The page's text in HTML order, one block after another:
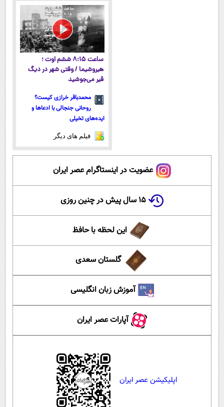
پرداخت قسطی
ساعت ۸:۱۵ ششم اوت ؛
هیروشیما / وقتی شهر در دیگ
قیر می‌جوشید
محمدباقر خرازی کیست؟
روحانی جنجالی با ادعاها و
ایده‌های تخیلی
فیلم های دیگر
عضویت در اینستاگرام عصر ایران
۱۵ سال پیش در چنین روزی
این لحظه با حافظ
گلستان سعدی
آموزش زبان انگلیسی
آپارات عصر ایران
اپلیکیشن عصر ایران